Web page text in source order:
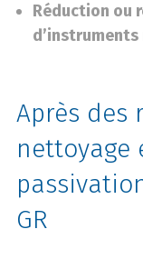
Réduction ou
d’instruments
Après des
nettoyage
GR